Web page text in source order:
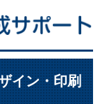
イン・印刷